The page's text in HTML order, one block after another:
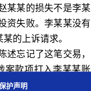
某某的损失不是李某
资失败。李某某没有
的上诉请求。
忘记了这笔交易，
案款项打入李某某账
。李某某无权处理
护声明